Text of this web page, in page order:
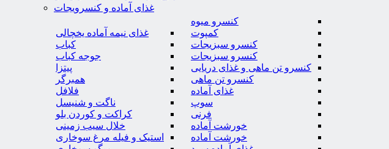
غذای آماده و کنسرویجات
کنسرو میوه
کمپوت
کنسرو سبزیجات
کنسرو سبزیجات
کنسرو تن ماهی و غذای دریایی
کنسرو تن ماهی
غذای آماده
سوپ
فرنی
خورشت آماده
خورشت آماده
غذای نیمه آماده یخچالی
کباب
جوجه کباب
پیتزا
همبرگر
فلافل
ناگت و شنیسل
کراکت و کوردن بلو
خلال سیب زمینی
استیک و فیله مرغ سوخاری